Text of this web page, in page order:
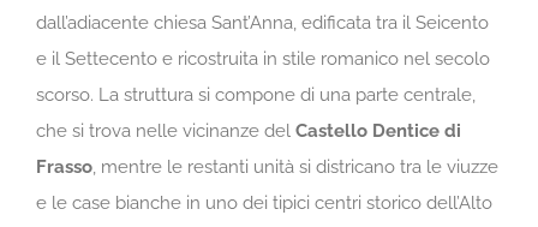
dall’adiacente chiesa Sant’Anna, edificata tra il Seicento
e il Settecento e ricostruita in stile romanico nel secolo
scorso. La struttura si compone di una parte centrale,
che si trova nelle vicinanze del Castello Dentice di
Frasso, mentre le restanti unità si districano tra le viuzze
e le case bianche in uno dei tipici centri storico dell’Alto